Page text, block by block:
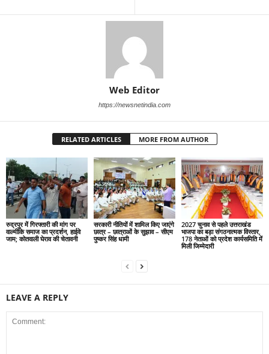
Web Editor
https://newsnetindia.com
RELATED ARTICLES MORE FROM AUTHOR
रुद्रपुर में गिरफ्तारी की मांग पर
वाल्मीकि समाज का प्रदर्शन, हाईवे
जाम; कोतवाली घेराव की चेतावनी
सरकारी नीतियों में शामिल किए जाएंगे
छात्र – छात्राओं के सुझाव – सीएम
पुष्कर सिंह धामी
2027 चुनाव से पहले उत्तराखंड
भाजपा का बड़ा संगठनात्मक विस्तार,
178 नेताओं को प्रदेश कार्यसमिति में
मिली जिम्मेदारी
LEAVE A REPLY